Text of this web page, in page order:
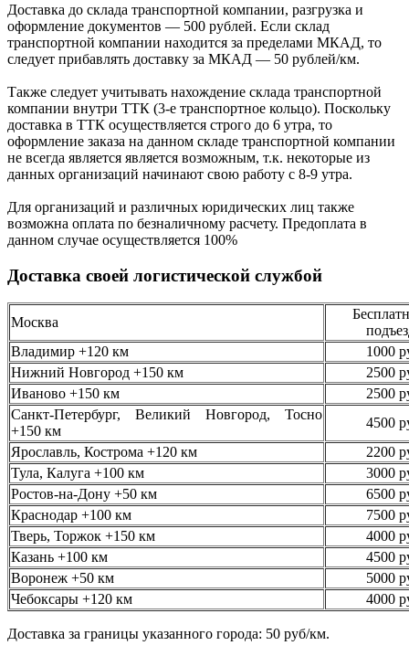
Доставка до склада транспортной компании, разгрузка и
оформление документов — 500 рублей. Если склад
транспортной компании находится за пределами МКАД, то
следует прибавлять доставку за МКАД — 50 рублей/км.
Также следует учитывать нахождение склада транспортной
компании внутри ТТК (3-е транспортное кольцо). Поскольку
доставка в ТТК осуществляется строго до 6 утра, то
оформление заказа на данном складе транспортной компании
не всегда является является возможным, т.к. некоторые из
данных организаций начинают свою работу с 8-9 утра.
Для организаций и различных юридических лиц также
возможна оплата по безналичному расчету. Предоплата в
данном случае осуществляется 100%
Доставка своей логистической службой
Москва
Владимир +120 км
1000
Нижний Новгород +150 км
2500
Иваново +150 км
2500
Санкт-Петербург, Великий Новгород, Тосно
+150 км
4500
Ярославль, Кострома +120 км
2200
Тула, Калуга +100 км
3000
Ростов-на-Дону +50 км
6500
Краснодар +100 км
7500
Тверь, Торжок +150 км
4000
Казань +100 км
4500
Воронеж +50 км
5000
Чебоксары +120 км
4000
Доставка за границы указанного города: 50 руб/км.